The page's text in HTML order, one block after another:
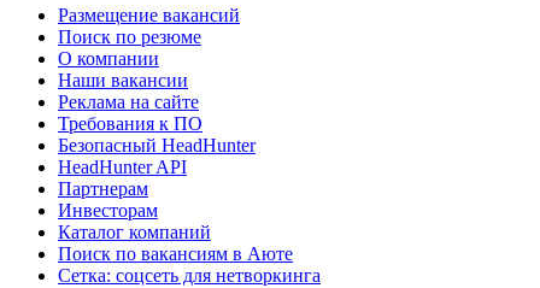
Размещение вакансий
Поиск по резюме
О компании
Наши вакансии
Реклама на сайте
Требования к ПО
Безопасный HeadHunter
HeadHunter API
Партнерам
Инвесторам
Каталог компаний
Поиск по вакансиям в Аюте
Сетка: соцсеть для нетворкинга